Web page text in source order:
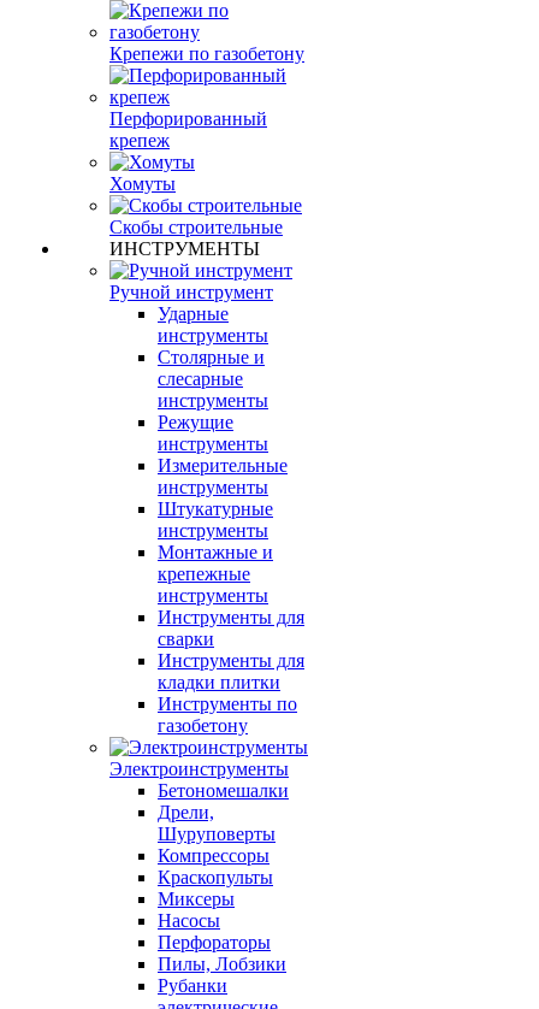
Крепежи по газобетону
Перфорированный
крепеж
Хомуты
Скобы строительные
ИНСТРУМЕНТЫ
Ручной инструмент
Ударные
инструменты
Столярные и
слесарные
инструменты
Режущие
инструменты
Измерительные
инструменты
Штукатурные
инструменты
Монтажные и
крепежные
инструменты
Инструменты для
сварки
Инструменты для
кладки плитки
Инструменты по
газобетону
Электроинструменты
Бетономешалки
Дрели,
Шуруповерты
Компрессоры
Краскопульты
Миксеры
Насосы
Перфораторы
Пилы, Лобзики
Рубанки